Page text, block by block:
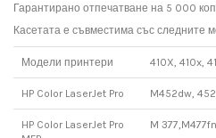
Гарантирано отпечатване на 5 000
Касетата е съвместима със следните
Модели принтери 410X, 410x,
HP Color LaserJet Pro M452dw,
HP Color LaserJet Pro
M